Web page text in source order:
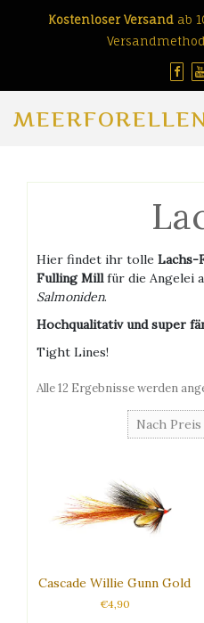
Kostenloser Versandab
Hier findet ihr tolle Lachs-
Fulling Mill für die Angelei
Salmoniden.
Hochqualitativ und super
Tight Lines!
Alle 12 Ergebnisse werden
Cascade Willie Gunn Gold
€4,90